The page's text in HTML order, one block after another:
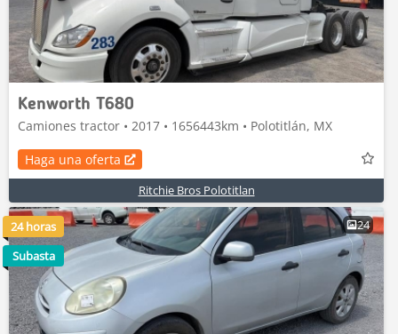
Kenworth T680
Camiones tractor • 2017 • 1656443km • Polotitlán, MX
Haga una oferta
Ritchie Bros Polotitlan
24
24 horas
Subasta